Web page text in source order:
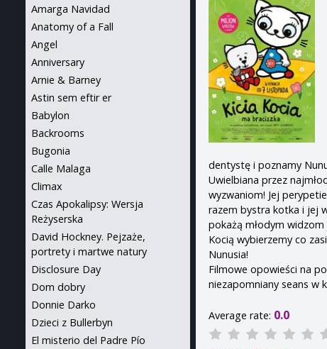
dentystę i poznamy
Uwielbiana przez
wyzwaniom! Jej
razem bystra kotka i jej
pokażą młodym
Kocią wybierzemy co
Nunusia!
Filmowe opowieści na
niezapomniany seans w
Average rate: 0.0
Amarga Navidad
Anatomy of a Fall
Angel
Anniversary
Arnie & Barney
Astin sem eftir er
Babylon
Backrooms
Bugonia
Calle Malaga
Climax
Czas Apokalipsy: Wersja
Reżyserska
David Hockney. Pejzaże,
portrety i martwe natury
Disclosure Day
Dom dobry
Donnie Darko
Dzieci z Bullerbyn
El misterio del Padre Pío